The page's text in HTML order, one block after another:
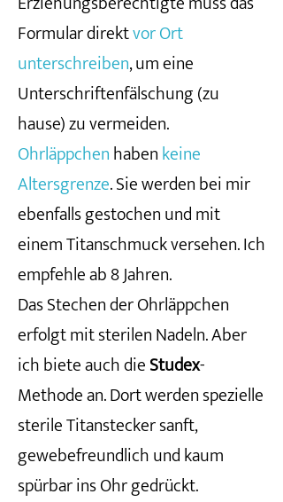
Formular direktvor Ort
unterschreiben, um eine
Unterschriftenfälschung (zu
hause) zu vermeiden.
Ohrläppchenhabenkeine
Altersgrenze. Sie werden bei mir
ebenfalls gestochen und mit
einem Titanschmuck versehen. Ich
empfehle ab 8 Jahren.
Das Stechen der Ohrläppchen
erfolgt mit sterilen Nadeln. Aber
ich biete auch dieStudex-
Methode an. Dort werden spezielle
sterile Titanstecker sanft,
gewebefreundlich und kaum
spürbar ins Ohr gedrückt.